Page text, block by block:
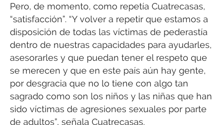
Pero, de momento, como repetía Cuatrecasas,
“satisfacción”. “Y volver a repetir que estamos a
disposición de todas las víctimas de pederastía
dentro de nuestras capacidades para ayudarles,
asesorarles y que puedan tener el respeto que
se merecen y que en este país aún hay gente,
por desgracia que no lo tiene con algo tan
sagrado como son los niños y las niñas que han
sido víctimas de agresiones sexuales por parte
de adultos”, señala Cuatrecasas.